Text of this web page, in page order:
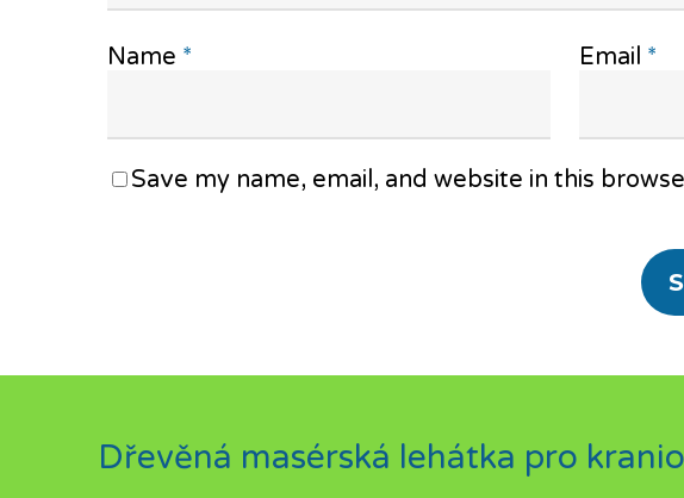
Name * Email *
Save my name, email, and website in this
Dřevěná masérská lehátka pro